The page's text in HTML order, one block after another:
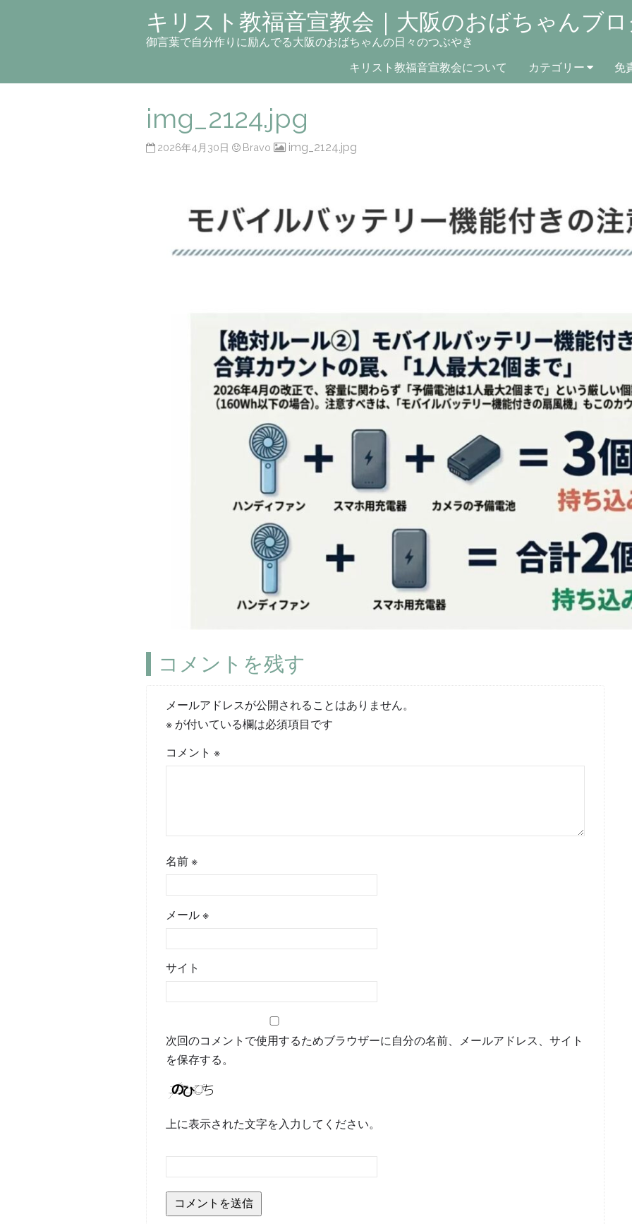
キリスト教福音宣教会｜大阪のおばちゃんブ
御言葉で自分作りに励んでる大阪のおばちゃんの日々のつぶやき
キリスト教福音宣教会について
カテゴリー 免
img_2124.jpg
2026年4月30日 Bravo img_2124.jpg
コメントを残す
メールアドレスが公開されることはありません。
※ が付いている欄は必須項目です
コメント※
名前※
メール※
サイト
次回のコメントで使用するためブラウザーに自分の名前、メールアドレス、サイト
を保存する。
上に表示された文字を入力してください。